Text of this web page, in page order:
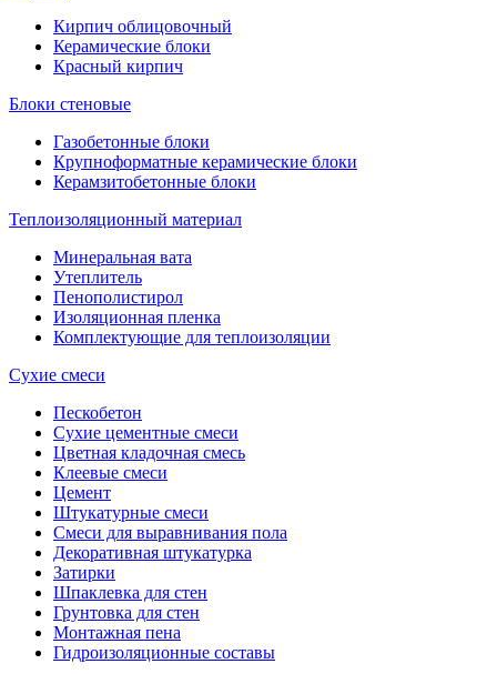
Кирпич облицовочный
Керамические блоки
Красный кирпич
Блоки стеновые
Газобетонные блоки
Крупноформатные керамические блоки
Керамзитобетонные блоки
Теплоизоляционный материал
Минеральная вата
Утеплитель
Пенополистирол
Изоляционная пленка
Комплектующие для теплоизоляции
Сухие смеси
Пескобетон
Сухие цементные смеси
Цветная кладочная смесь
Клеевые смеси
Цемент
Штукатурные смеси
Смеси для выравнивания пола
Декоративная штукатурка
Затирки
Шпаклевка для стен
Грунтовка для стен
Монтажная пена
Гидроизоляционные составы